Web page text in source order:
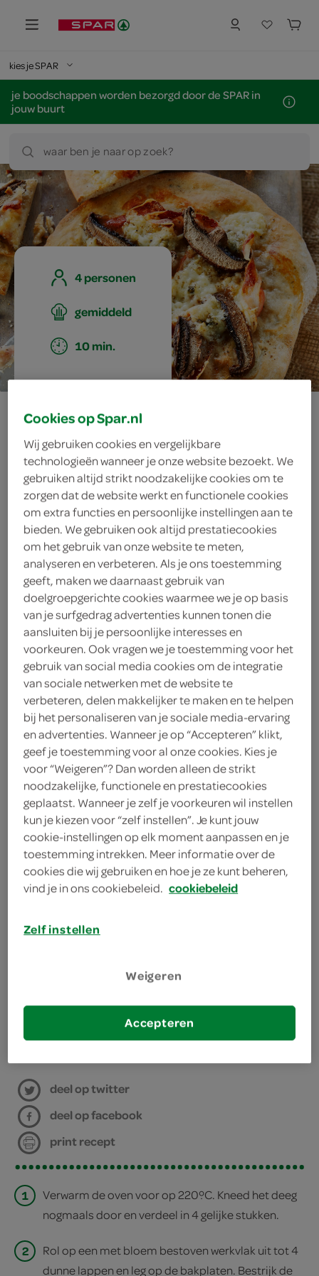
kies je SPAR
je boodschappen worden bezorgd door de SPAR in
jouw buurt
waar ben je naar op zoek?
4 personen
gemiddeld
10 min.
portobello-pizza
met pancetta en
gorgonzola
ingrediënten
75 gram gorgonzola
2 portobello’s
150 gram gerookt ontbijtspek
150 gram pancetta
olijfolie
2 eetlepels olijfolie
1 zakje gedroogde gist
1 eetlepel gedroogde oregano
500 gram bloem
bereiden
deel op twitter
deel op facebook
print recept
1
Verwarm de oven voor op 220ºC. Kneed het deeg
nogmaals door en verdeel in 4 gelijke stukken.
2
Rol op een met bloem bestoven werkvlak uit tot 4
dunne lappen en leg op de bakplaten. Bestrijk de
Cookies op Spar.nl
Wij gebruiken cookies en vergelijkbare
technologieën wanneer je onze website bezoekt. We
gebruiken altijd strikt noodzakelijke cookies om te
zorgen dat de website werkt en functionele cookies
om extra functies en persoonlijke instellingen aan te
bieden. We gebruiken ook altijd prestatiecookies
om het gebruik van onze website te meten,
analyseren en verbeteren. Als je ons toestemming
geeft, maken we daarnaast gebruik van
doelgroepgerichte cookies waarmee we je op basis
van je surfgedrag advertenties kunnen tonen die
aansluiten bij je persoonlijke interesses en
voorkeuren. Ook vragen we je toestemming voor het
gebruik van social media cookies om de integratie
van sociale netwerken met de website te
verbeteren, delen makkelijker te maken en te helpen
bij het personaliseren van je sociale media-ervaring
en advertenties. Wanneer je op “Accepteren” klikt,
geef je toestemming voor al onze cookies. Kies je
voor “Weigeren”? Dan worden alleen de strikt
noodzakelijke, functionele en prestatiecookies
geplaatst. Wanneer je zelf je voorkeuren wil instellen
kun je kiezen voor “zelf instellen”. Je kunt jouw
cookie-instellingen op elk moment aanpassen en je
toestemming intrekken. Meer informatie over de
cookies die wij gebruiken en hoe je ze kunt beheren,
vind je in ons cookiebeleid. cookiebeleid
Zelf instellen
Weigeren
Accepteren